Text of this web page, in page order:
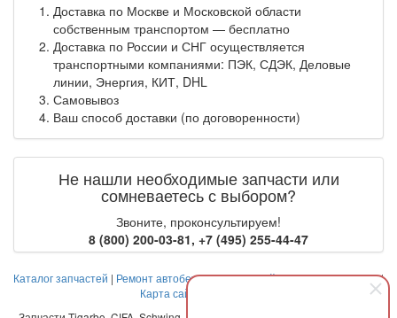
Доставка по Москве и Московской области
собственным транспортом — бесплатно
Доставка по России и СНГ осуществляется
транспортными компаниями: ПЭК, СДЭК, Деловые
линии, Энергия, КИТ, DHL
Самовывоз
Ваш способ доставки (по договоренности)
Не нашли необходимые запчасти или
сомневаетесь с выбором?
Звоните, проконсультируем!
8 (800) 200-03-81, +7 (495) 255-44-47
Каталог запчастей | Ремонт автобетоносмесителей|Оплата и доставка|
Карта сайта